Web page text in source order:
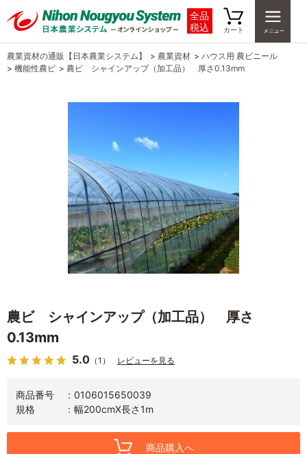
全品
税込
カート
農業資材の通販【日本農業システム】 > 農業資材 > ハウス用 農ビニール
> 機能性農ビ > 農ビ シャインアップ（加工品） 厚さ0.13mm
農ビ シャインアップ（加工品） 厚さ
0.13mm
5.0 （1） レビューを見る
商品番号
0106015650039
規格
幅200cmX長さ1m
商品購入へ